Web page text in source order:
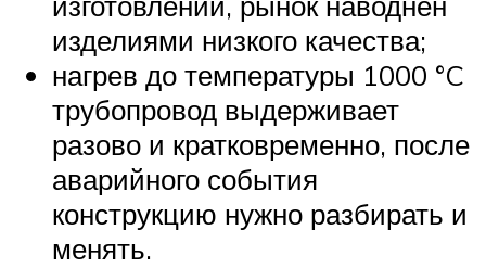
изделиями низкого качества;
нагрев до температуры 1000 °C
трубопровод выдерживает
разово и кратковременно, после
аварийного события
конструкцию нужно разбирать и
менять.